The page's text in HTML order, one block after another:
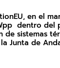
en el
dentro
sistemas
Junta de